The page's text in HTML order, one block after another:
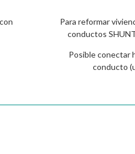
Para reformar
conductos
Posible conectar
conducto